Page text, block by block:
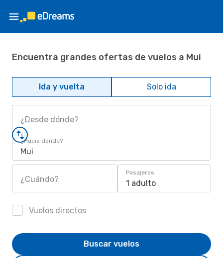
Encuentra grandes ofertas de vuelos a Mui
Ida y vuelta Solo ida
¿Desde dónde?
¿Hacia dónde?
Mui
¿Cuándo?
Pasajeros
1 adulto
Vuelos directos
Buscar vuelos